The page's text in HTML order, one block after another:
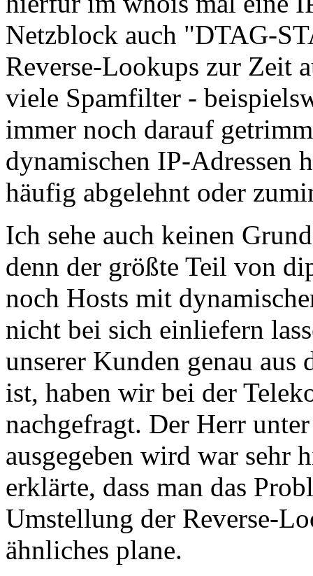
Netzblock auch "DTAG-
Reverse-Lookups zur Zeit
viele Spamfilter -
immer noch darauf
dynamischen IP-Adressen
häufig abgelehnt oder
Ich sehe auch keinen
denn der größte Teil von
noch Hosts mit
nicht bei sich einliefern
unserer Kunden genau
ist, haben wir bei der
nachgefragt. Der Herr
ausgegeben wird war sehr
erklärte, dass man das
Umstellung der Reverse-
ähnliches plane.